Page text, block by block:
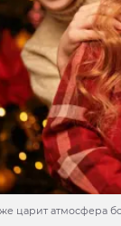
царит атмосфера